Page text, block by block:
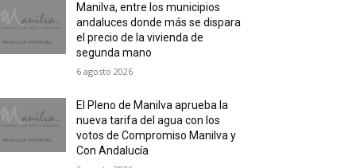
Manilva, entre los municipios
andaluces donde más se dispara
el precio de la vivienda de
segunda mano
6 agosto 2026
El Pleno de Manilva aprueba la
nueva tarifa del agua con los
votos de Compromiso Manilva y
Con Andalucía